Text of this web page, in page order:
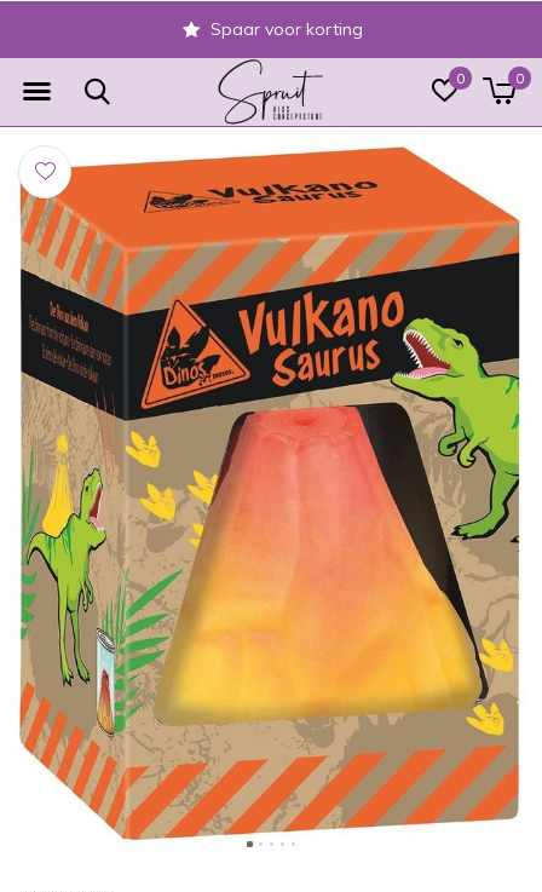
0 0
Spaar voor korting